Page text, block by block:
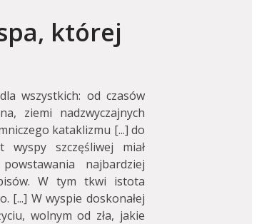
której
wszystkich: od czasów
ziemi nadzwyczajnych
kataklizmu [...] do
szczęśliwej miał
najbardziej
W tym tkwi istota
[...] W wyspie doskonałej
wolnym od zła, jakie